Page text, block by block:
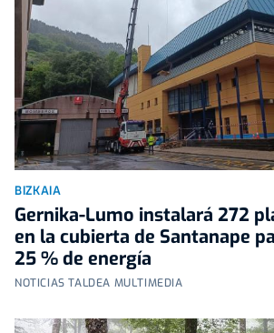
BIZKAIA
Gernika-Lumo instalará 272
en la cubierta de Santanape
25 % de energía
NOTICIAS TALDEA MULTIMEDIA